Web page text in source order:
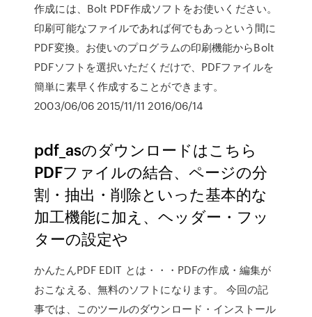
作成には、Bolt PDF作成ソフトをお使いください。
印刷可能なファイルであれば何でもあっという間に
PDF変換。お使いのプログラムの印刷機能からBolt
PDFソフトを選択いただくだけで、PDFファイルを
簡単に素早く作成することができます。
2003/06/06 2015/11/11 2016/06/14
pdf_asのダウンロードはこちら
PDFファイルの結合、ページの分
割・抽出・削除といった基本的な
加工機能に加え、ヘッダー・フッ
ターの設定や
かんたんPDF EDIT とは・・・PDFの作成・編集が
おこなえる、無料のソフトになります。 今回の記
事では、このツールのダウンロード・インストール